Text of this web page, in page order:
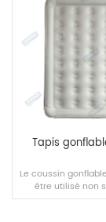
Tapis
Le coussin
être utilisé non
comme coussin
NOUS